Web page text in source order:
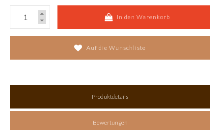
In den Warenkorb
Auf die Wunschliste
Produktdetails
Bewertungen